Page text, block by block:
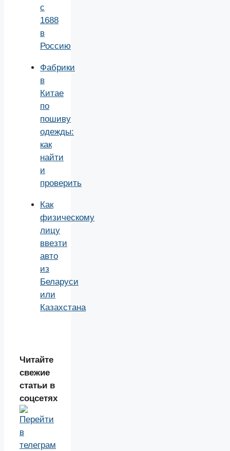
с
1688
в
Россию
Фабрики
в
Китае
по
пошиву
одежды:
как
найти
и
проверить
Как
физическому
лицу
ввезти
авто
из
Беларуси
или
Казахстана
Читайте
свежие
статьи в
соцсетях